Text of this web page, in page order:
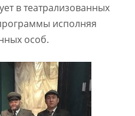
в театрализованных
исполняя
особ.